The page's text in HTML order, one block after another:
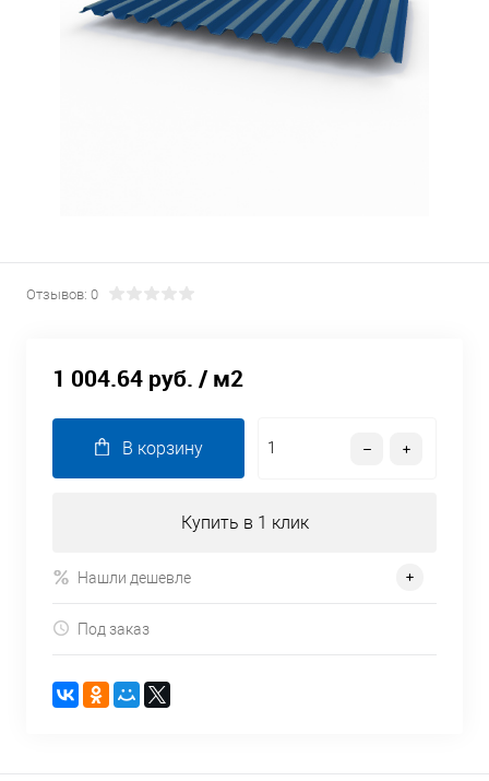
Отзывов: 0
1 004.64 руб. / м2
В корзину
Купить в 1 клик
Нашли дешевле
Под заказ